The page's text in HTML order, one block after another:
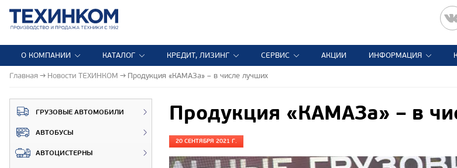
О КОМПАНИИ КАТАЛОГ КРЕДИТ, ЛИЗИНГ СЕРВИС АКЦИИ ИНФОРМАЦИЯ
Главная Новости ТЕХИНКОМ Продукция «КАМАЗа» – в числе лучших
ГРУЗОВЫЕ АВТОМОБИЛИ
АВТОБУСЫ
АВТОЦИСТЕРНЫ
Продукция «КАМАЗа» – в
20 СЕНТЯБРЯ 2021 Г.